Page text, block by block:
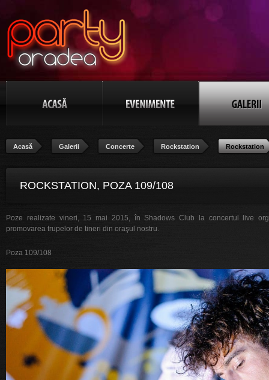
Acasă Galerii Concerte Rockstation Rockstation
ROCKSTATION, POZA 109/108
Poze realizate vineri, 15 mai 2015, în Shadows Club la concertul live
promovarea trupelor de tineri din oraşul nostru.
Poza 109/108